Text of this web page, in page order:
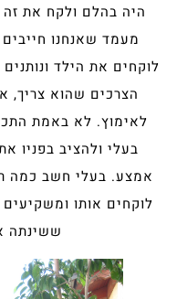
היה בהלם ולקח את
מעמד שאנחנו
לוקחים את הילד
הצרכים שהוא צריך,
לאימוץ. לא באמת
בעלי ולהציב בפניו
אמצע. בעלי חשב כמה
לוקחים אותו
ששינתה